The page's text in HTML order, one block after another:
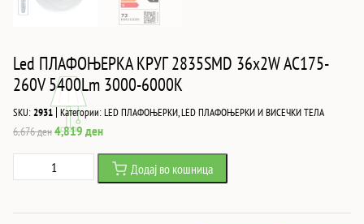
Led ПЛАФОЊЕРКА КРУГ 2835SMD 36x2W AC175-
260V 5400Lm 3000-6000K
SKU:2931|Категории:LED ПЛАФОЊЕРКИ,LED ПЛАФОЊЕРКИ И ВИСЕЧКИ ТЕЛА
6,676денOriginal
was:
6,676 ден.
4,819 денCurrent
price
4,819 ден.
ПЛАФОЊЕРКА
Додај во кошница